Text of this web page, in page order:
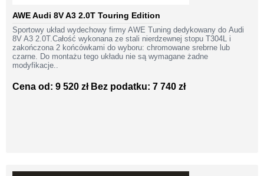
AWE Audi 8V A3 2.0T Touring Edition
Sportowy układ wydechowy firmy AWE Tuning dedykowany do Audi
8V A3 2.0T.Całość wykonana ze stali nierdzewnej stopu T304L i
zakończona 2 końcówkami do wyboru: chromowane srebrne lub
czarne. Do montażu tego układu nie są wymagane żadne
modyfikacje..
Cena od: 9 520 zł Bez podatku: 7 740 zł